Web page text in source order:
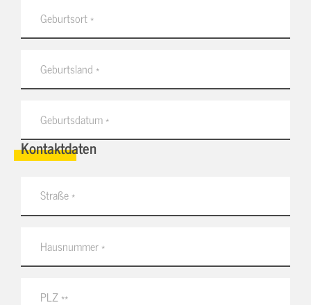
Kontaktdaten